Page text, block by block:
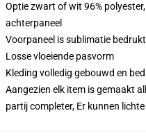
Optie zwart of wit 96%
achterpaneel
Voorpaneel is sublimatie
Losse vloeiende pasvorm
Kleding volledig gebouwd en
Aangezien elk item is gemaakt
partij completer, Er kunnen